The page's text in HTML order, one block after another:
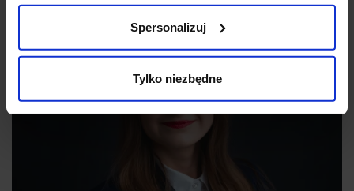
Spersonalizuj
Tylko niezbędne